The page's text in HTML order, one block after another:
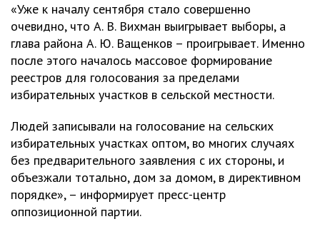
«Уже к началу сентября стало совершенно
очевидно, что А. В. Вихман выигрывает выборы, а
глава района А. Ю. Ващенков – проигрывает. Именно
после этого началось массовое формирование
реестров для голосования за пределами
избирательных участков в сельской местности.
Людей записывали на голосование на сельских
избирательных участках оптом, во многих случаях
без предварительного заявления с их стороны, и
объезжали тотально, дом за домом, в директивном
порядке», – информирует пресс-центр
оппозиционной партии.